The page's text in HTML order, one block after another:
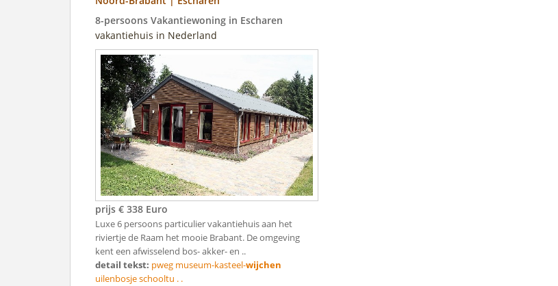
8-persoons Vakantiewoning in Escharen
vakantiehuis in Nederland
prijs € 338 Euro
Luxe 6 persoons particulier vakantiehuis aan het
riviertje de Raam het mooie Brabant. De omgeving
kent een afwisselend bos- akker- en ..
detail tekst: pweg museum-kasteel-wijchen
uilenbosje schooltu . .